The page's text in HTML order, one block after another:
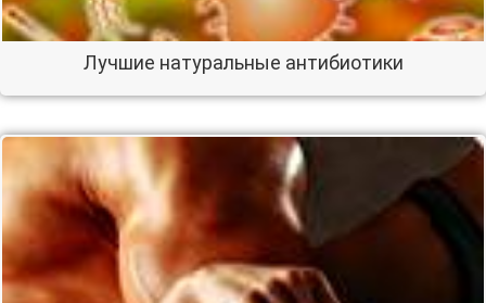
Лучшие натуральные антибиотики